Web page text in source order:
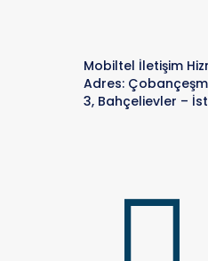
Mobiltel İletişim
Adres:
3, Bahçelievler –